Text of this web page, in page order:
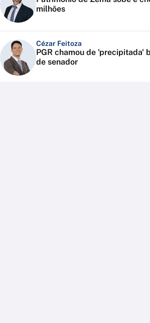
milhões
Cézar Feitoza
PGR chamou de 'precipitada'
de senador